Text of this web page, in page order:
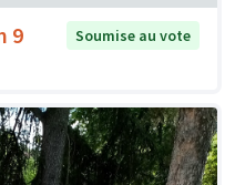
9
Soumise au vote